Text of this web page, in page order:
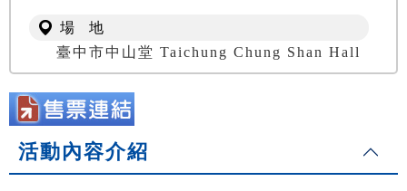
場 地
臺中市中山堂 Taichung Chung Shan Hall
活動內容介紹